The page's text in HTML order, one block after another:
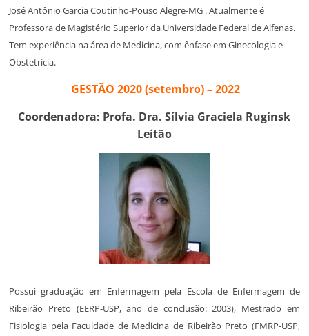
José Antônio Garcia Coutinho-Pouso Alegre-MG . Atualmente é
Professora de Magistério Superior da Universidade Federal de Alfenas.
Tem experiência na área de Medicina, com ênfase em Ginecologia e
Obstetrícia.
GESTÃO 2020 (setembro) – 2022
Coordenadora: Profa. Dra.Sílvia Graciela Ruginsk
Leitão
Possui graduação em Enfermagem pela Escola de Enfermagem de
Ribeirão Preto (EERP-USP, ano de conclusão: 2003), Mestrado em
Fisiologia pela Faculdade de Medicina de Ribeirão Preto (FMRP-USP,